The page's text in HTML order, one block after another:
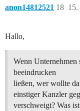
anon14812521 15.
18
Hallo,
Wenn Unternehmen
beeindrucken
ließen, wer wollte
einstiger Kanzler
verschweigt? Was